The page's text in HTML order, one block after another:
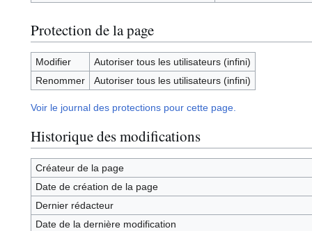
Protection de la page
Modifier
Autoriser tous les utilisateurs (infini)
Renommer
Autoriser tous les utilisateurs (infini)
Voir le journal des protections pour cette page.
Historique des modifications
Créateur de la page
Date de création de la page
Dernier rédacteur
Date de la dernière modification